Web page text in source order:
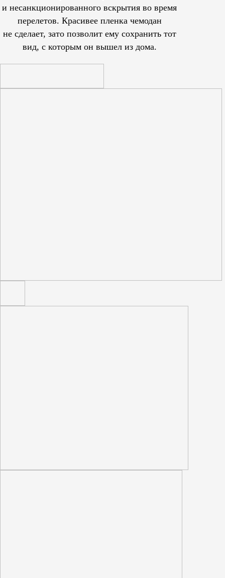
и несанкционированного вскрытия во время
перелетов. Красивее пленка чемодан
не сделает, зато позволит ему сохранить тот
вид, с которым он вышел из дома.